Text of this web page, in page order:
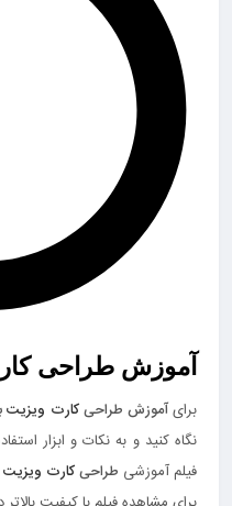
آموزش طراحی
برایآموزش طراحیکارت ویزیت
نگاه کنید و به نکات و ابزار
فیلم آموزشی طراحیکارت ویزیت